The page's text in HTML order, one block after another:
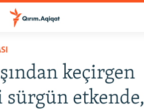
keçirgen
etkende,